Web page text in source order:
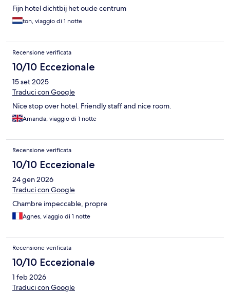
Fijn hotel dichtbij het oude centrum
ton, viaggio di 1 notte
Recensione verificata
10/10 Eccezionale
15 set 2025
Traduci con Google
Nice stop over hotel. Friendly staff and nice room.
Amanda, viaggio di 1 notte
Recensione verificata
10/10 Eccezionale
24 gen 2026
Traduci con Google
Chambre impeccable, propre
Agnes, viaggio di 1 notte
Recensione verificata
10/10 Eccezionale
1 feb 2026
Traduci con Google